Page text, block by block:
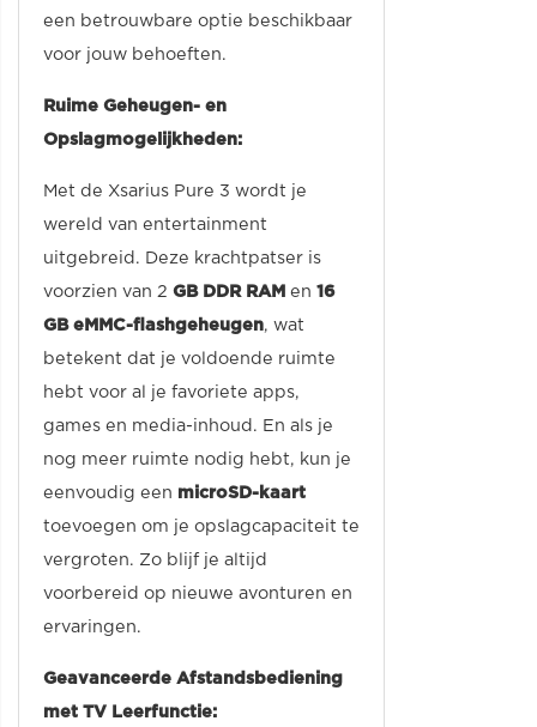
een betrouwbare optie beschikbaar
voor jouw behoeften.
Ruime Geheugen- en
Opslagmogelijkheden:
Met de Xsarius Pure 3 wordt je
wereld van entertainment
uitgebreid. Deze krachtpatser is
voorzien van 2 GB DDR RAM en 16
GB eMMC-flashgeheugen, wat
betekent dat je voldoende ruimte
hebt voor al je favoriete apps,
games en media-inhoud. En als je
nog meer ruimte nodig hebt, kun je
eenvoudig een microSD-kaart
toevoegen om je opslagcapaciteit te
vergroten. Zo blijf je altijd
voorbereid op nieuwe avonturen en
ervaringen.
Geavanceerde Afstandsbediening
met TV Leerfunctie: